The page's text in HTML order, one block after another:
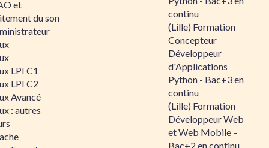
et
du son
LPI C1
LPI C2
Avancé
: autres
continu
(Lille) Formation
Concepteur
Développeur
d'Applications
Python - Bac+3 en
continu
(Lille) Formation
Développeur Web
et Web Mobile –
Bac+2 en continu